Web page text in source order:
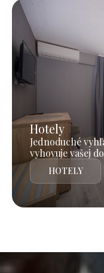
Hotely
Jednoduché
vyhovuje vašej
HOTELY